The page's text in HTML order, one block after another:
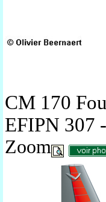
CM 170
EFIPN 307
Zoom